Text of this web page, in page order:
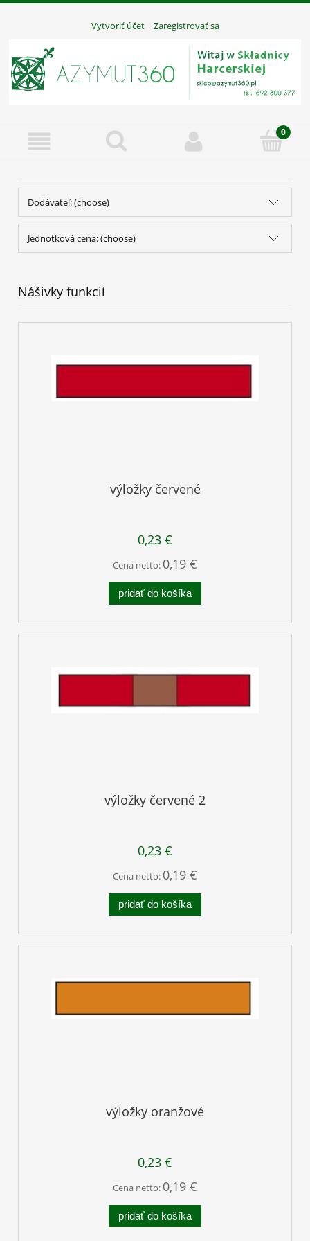
Vytvoriť účet Zaregistrovať sa
Dodávateľ: (choose)
Jednotková cena: (choose)
Nášivky funkcií
výložky červené
0,23 €
Cena netto: 0,19 €
pridať do košíka
výložky červené 2
0,23 €
Cena netto: 0,19 €
pridať do košíka
výložky oranžové
0,23 €
Cena netto: 0,19 €
pridať do košíka